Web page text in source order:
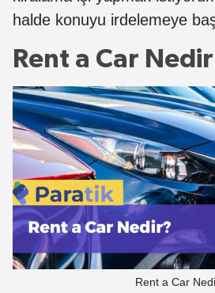
halde konuyu irdelemeye
Rent a Car
Rent a Car